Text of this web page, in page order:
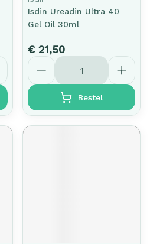
Isdin Ureadin Ultra 40
Gel Oil 30ml
€ 21,50
Aantal
Bestel